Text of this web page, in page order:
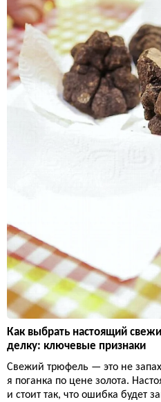
Как выбрать настоящий
делку: ключевые признаки
Свежий трюфель — это не
я поганка по цене золота.
и стоит так, что ошибка будет